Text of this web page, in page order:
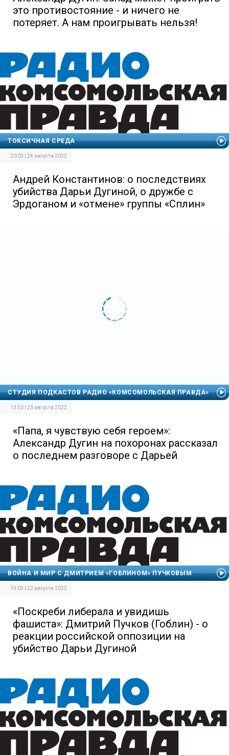
это противостояние - и ничего не
потеряет. А нам проигрывать нельзя!
ТОКСИЧНАЯ СРЕДА
20:03 | 24 августа 2022
Андрей Константинов: о последствиях
убийства Дарьи Дугиной, о дружбе с
Эрдоганом и «отмене» группы «Сплин»
СТУДИЯ ПОДКАСТОВ РАДИО «КОМСОМОЛЬСКАЯ ПРАВДА»
13:50 | 23 августа 2022
«Папа, я чувствую себя героем»:
Александр Дугин на похоронах рассказал
о последнем разговоре с Дарьей
ВОЙНА И МИР С ДМИТРИЕМ «ГОБЛИНОМ» ПУЧКОВЫМ
19:03 | 22 августа 2022
«Поскреби либерала и увидишь
фашиста»: Дмитрий Пучков (Гоблин) - о
реакции российской оппозиции на
убийство Дарьи Дугиной